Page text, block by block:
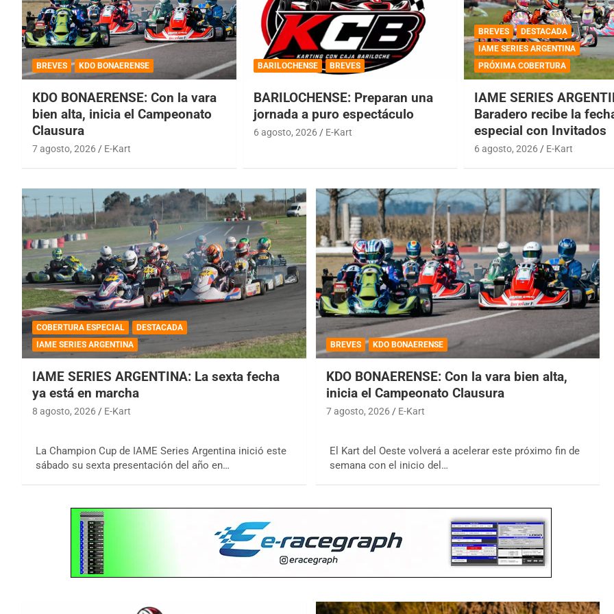
BREVES KDO BONAERENSE
KDO BONAERENSE: Con la vara
bien alta, inicia el Campeonato
Clausura
7 agosto, 2026 E-Kart
BARILOCHENSE BREVES
BARILOCHENSE: Preparan una
jornada a puro espectáculo
6 agosto, 2026 E-Kart
BREVES
DESTACADA
IAME SERIES ARGENTINA
PRÓXIMA COBERTURA
IAME SERIES
Baradero recibe la
especial con Invitados
6 agosto, 2026 E-Kart
COBERTURA ESPECIAL
DESTACADA
IAME SERIES ARGENTINA
IAME SERIES ARGENTINA: La sexta fecha
ya está en marcha
8 agosto, 2026 E-Kart
La Champion Cup de IAME Series Argentina inició este
sábado su sexta presentación del año en…
BREVES KDO BONAERENSE
KDO BONAERENSE: Con la vara bien alta,
inicia el Campeonato Clausura
7 agosto, 2026 E-Kart
El Kart del Oeste volverá a acelerar este próximo fin de
semana con el inicio del…